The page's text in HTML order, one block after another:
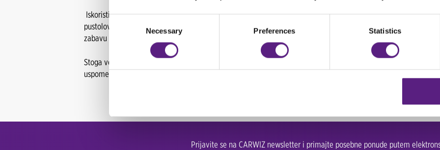
Consent
Selection
Necessary Preferences Statistics
Iskoristitelast minuteponudu za sve vrste vozila po30% nižoj cijeni, bez obzira birate li za svoju
pustolovinu karavan za putovanje s djecom, SUV za avanturu u dvoje ili kombi vozilo za zagarantiranu
zabavu s društvom.
Stoga već sada rezervirajte svoj automobil, odvezite se u nove avanture i stvorite nezaboravne
uspomene kojih ćete se još dugo i rado sjećati.
Prijavite se na CARWIZ newsletter i primajte posebne ponude putem